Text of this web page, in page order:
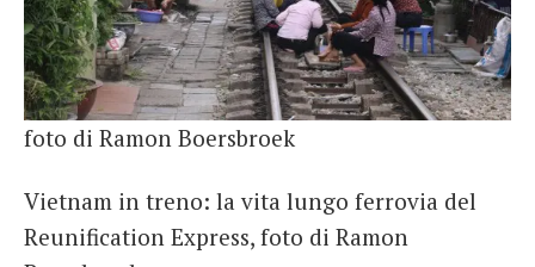
English
Spanish
French
foto di Ramon Boersbroek
Vietnam in treno: la vita lungo ferrovia del
Reunification Express, foto di Ramon